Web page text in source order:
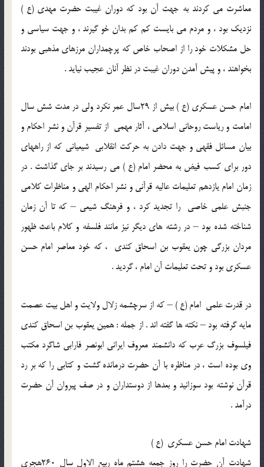
معاشرت مي کردند به جهت آن بود که دوران غيبت حضرت مهدی (ع )
نزديک بود ، و مردم مي بايست کم کم بدان خو گيرند ، و جهت سياسی و
حل مشکلات خود را از اصحاب خاص که پرچمداران مرزهای مذهبی بودند
بخواهند ، و پيش آمدن دوران غيبت در نظر آنان عجيب نيايد .
امام حسن عسکری (ع ) بيش از 29سال عمر نکرد ولی در مدت شش سال
امامت و رياست روحانی اسلامی ، آثار مهمی از تفسير قرآن و نشر احکام و
بيان مسائل فقهی و جهت دادن به حرکت انقلابی شيعيانی که از راههای
دور برای کسب فيض به محضر امام (ع ) مي رسيدند بر جای گذاشت . در
زمان امام يازدهم تعليمات عاليه قرآنی و نشر احکام الهی و مناظرات کلامی
جنبش علمی خاصی را تجديد کرد ، و فرهنگ شيعی – که تا آن زمان
شناخته شده بود – در رشته های ديگر نيز مانند فلسفه و کلام باعث ظهور
مردان بزرگی چون يعقوب بن اسحاق کندی ، که خود معاصر امام حسن
عسکری بود و تحت تعليمات آن امام ، گرديد .
در قدرت علمی امام (ع ) – که از سرچشمه زلال ولايت و اهل بيت عصمت
مايه گرفته بود – نکته ها گفته اند . از جمله : همين يعقوب بن اسحاق کندی
فيلسوف بزرگ عرب که دانشمند معروف ايرانی ابونصر فارابی شاگرد مکتب
وی بوده است ، در مناظره با آن حضرت درمانده گشت و کتابی را که بر رد
قرآن نوشته بود سوزانيد و بعدها از دوستداران و در صف پيروان آن حضرت
درآمد .
شهادت امام حسن عسکری (ع )
شهادت آن حضرت را روز جمعه هشتم ماه ربيع الاول سال 260هجری